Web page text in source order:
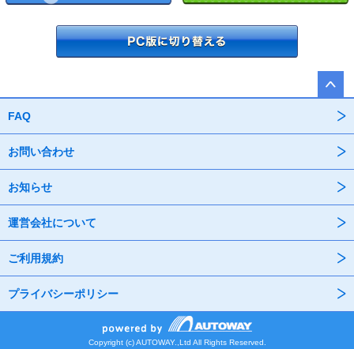
FAQ
お問い合わせ
お知らせ
運営会社について
ご利用規約
プライバシーポリシー
Copyright (c) AUTOWAY.,Ltd All Rights Reserved.